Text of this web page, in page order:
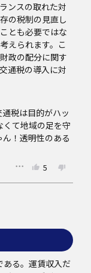
ンスの取れた対
の税制の見直し
とも必要ではな
えられます。こ
政の配分に関す
通税の導入に対
税は目的がハッ
て地域の足を守
！透明性のある
5
る。運賃収入だ